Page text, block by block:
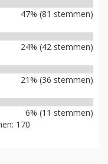
47% (81 stemmen)
24% (42 stemmen)
21% (36 stemmen)
6% (11 stemmen)
170